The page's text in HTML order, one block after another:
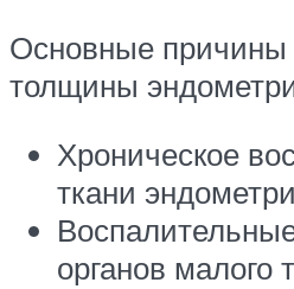
Основные
толщины
Хроническое
ткани
органов малого